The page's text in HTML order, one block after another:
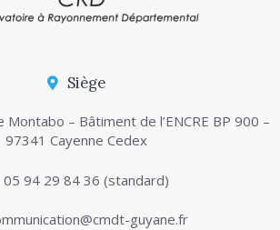
Siège
Montabo – Bâtiment de l’ENCRE BP 900 –
97341 Cayenne Cedex
05 94 29 84 36 (standard)
guyane.fr